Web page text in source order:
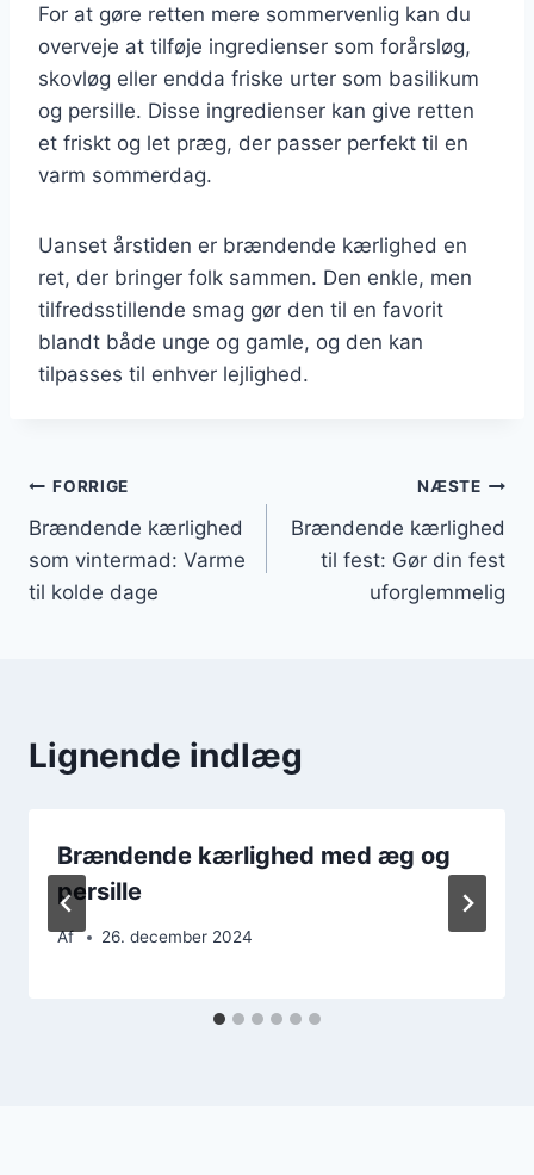
For at gøre retten mere sommervenlig kan du
overveje at tilføje ingredienser som forårsløg,
skovløg eller endda friske urter som basilikum
og persille. Disse ingredienser kan give retten
et friskt og let præg, der passer perfekt til en
varm sommerdag.
Uanset årstiden er brændende kærlighed en
ret, der bringer folk sammen. Den enkle, men
tilfredsstillende smag gør den til en favorit
blandt både unge og gamle, og den kan
tilpasses til enhver lejlighed.
Indlægsnavigation
FORRIGE
Brændende kærlighed
som vintermad: Varme
til kolde dage
NÆSTE
Brændende kærlighed
til fest: Gør din fest
uforglemmelig
Lignende indlæg
Brændende kærlighed med æg og
persille
Af 26. december 2024